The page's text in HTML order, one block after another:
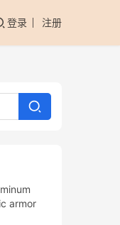
登录 注册
armor